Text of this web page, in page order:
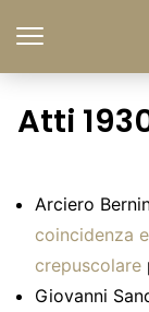
Atti
Arciero
coincidenza
crepuscolare
Giovanni